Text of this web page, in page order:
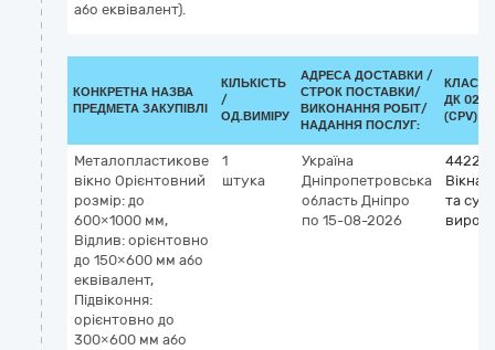
або еквівалент).
КОНКРЕТНА НАЗВА
ПРЕДМЕТА ЗАКУПІВЛІ
КІЛЬКІСТЬ
/
ОД.ВИМІРУ
АДРЕСА ДОСТАВКИ /
СТРОК ПОСТАВКИ/
ВИКОНАННЯ РОБІТ/
НАДАННЯ ПОСЛУГ:
ДК
(CPV)
Металопластикове
вікно Орієнтовний
розмір: до
600×1000 мм,
Відлив: орієнтовно
до 150×600 мм або
еквівалент,
Підвіконня:
орієнтовно до
300×600 мм або
1
штука
Україна
Дніпропетровська
область Дніпро
по 15-08-2026
Вікна,
та